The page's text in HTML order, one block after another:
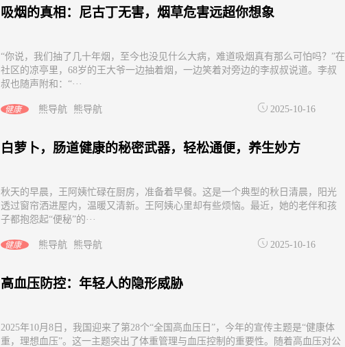
吸烟的真相：尼古丁无害，烟草危害远超你想象
“你说，我们抽了几十年烟，至今也没见什么大病，难道吸烟真有那么可怕吗？”在
社区的凉亭里，68岁的王大爷一边抽着烟，一边笑着对旁边的李叔叔说道。李叔
叔也随声附和：“···
健康 熊导航 熊导航 2025-10-16
白萝卜，肠道健康的秘密武器，轻松通便，养生妙方
秋天的早晨，王阿姨忙碌在厨房，准备着早餐。这是一个典型的秋日清晨，阳光
透过窗帘洒进屋内，温暖又清新。王阿姨心里却有些烦恼。最近，她的老伴和孩
子都抱怨起“便秘”的···
健康 熊导航 熊导航 2025-10-16
高血压防控：年轻人的隐形威胁
2025年10月8日，我国迎来了第28个“全国高血压日”，今年的宣传主题是“健康体
重，理想血压”。这一主题突出了体重管理与血压控制的重要性。随着高血压对公